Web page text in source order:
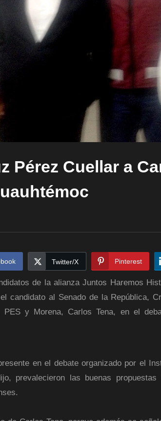
Pérez Cuellar a
Twitter/X Pinterest
de la alianza Juntos Haremos
candidato al Senado de la República,
y Morena, Carlos Tena, en el
en el debate organizado por el
prevalecieron las buenas